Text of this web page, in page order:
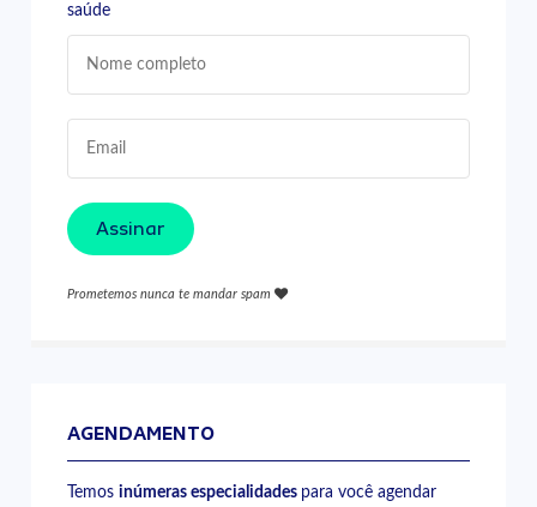
saúde
Assinar
Prometemos nunca te mandar spam
AGENDAMENTO
Temosinúmeras especialidades para você agendar